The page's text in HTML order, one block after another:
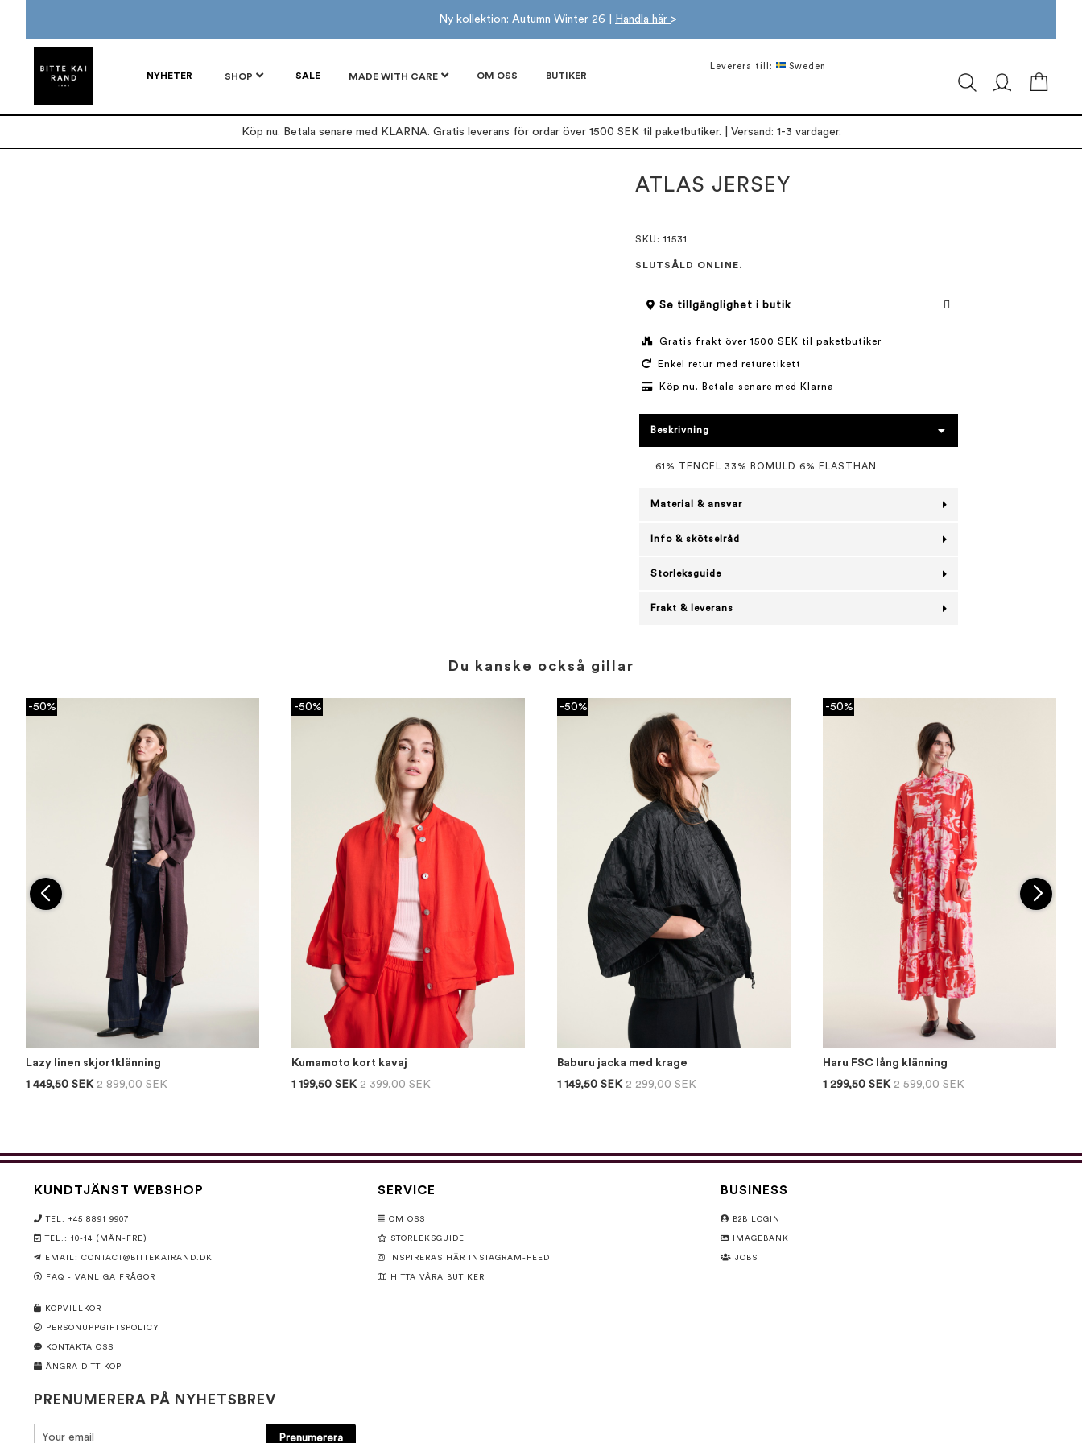
Ny kollektion: Autumn Winter 26 | Handla här >
NYHETER SHOP SALE MADE WITH CARE OM OSS BUTIKER
Leverera till: Sweden
Köp nu. Betala senare med KLARNA. Gratis leverans för ordar över 1500 SEK til paketbutiker. | Versand: 1-3 vardager.
ATLAS JERSEY
SKU : 11531
SLUTSÅLD ONLINE.
Se tillgänglighet i butik
Gratis frakt över 1500 SEK til paketbutiker
Enkel retur med returetikett
Köp nu. Betala senare med Klarna
Beskrivning
61% TENCEL 33% BOMULD 6% ELASTHAN
Material & ansvar
Info & skötselråd
Storleksguide
Frakt & leverans
Du kanske också gillar
-50%
Lazy linen skjortklänning
1 449,50 SEK 2 899,00 SEK
-50%
Kumamoto kort kavaj
1 199,50 SEK 2 399,00 SEK
-50%
Baburu jacka med krage
1 149,50 SEK 2 299,00 SEK
-50%
Haru FSC lång klänning
1 299,50 SEK 2 599,00 SEK
KUNDTJÄNST WEBSHOP
TEL: +45 8891 9907
TEL.: 10-14 (MÅN-FRE)
EMAIL: CONTACT@BITTEKAIRAND.DK
FAQ - VANLIGA FRÅGOR
KÖPVILLKOR
PERSONUPPGIFTSPOLICY
KONTAKTA OSS
ÅNGRA DITT KÖP
PRENUMERERA PÅ NYHETSBREV
Prenumerera
SERVICE
OM OSS
STORLEKSGUIDE
INSPIRERAS HÄR INSTAGRAM-FEED
HITTA VÅRA BUTIKER
BUSINESS
B2B LOGIN
IMAGEBANK
JOBS